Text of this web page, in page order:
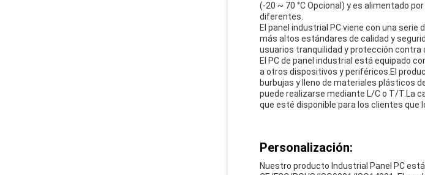
(-20 ~ 70 °C Opcional) y es alimentado
diferentes.
El panel industrial PC viene con una serie
más altos estándares de calidad y
usuarios tranquilidad y protección contra
El PC de panel industrial está equipado
a otros dispositivos y periféricos.El
burbujas y lleno de materiales plásticos
puede realizarse mediante L/C o T/T.La
que esté disponible para los clientes que
Personalización:
Nuestro producto Industrial Panel PC